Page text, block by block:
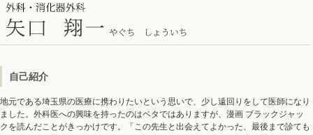
自己紹介
地元である埼玉県の医療に携わりたいという思いで、少し遠回りをして医師になり
ました。外科医への興味を持ったのはベタではありますが、漫画 ブラックジャッ
クを読んだことがきっかけです。「この先生と出会えてよかった、最後まで診ても